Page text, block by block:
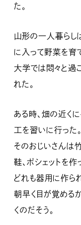
た。
山形の一人暮らし
に入って野菜を育
大学では悶々と過
れた。
ある時、畑の近く
工を習いに行った。
そのおじいさんは
鞋、ポシェットを作
どれも器用に作ら
朝早く目が覚める
くのだそう。